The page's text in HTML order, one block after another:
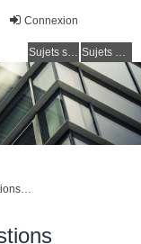
Connexion
Sujets sans réponse Sujets actifs
Foire aux questions (Questions posées fréquemment)